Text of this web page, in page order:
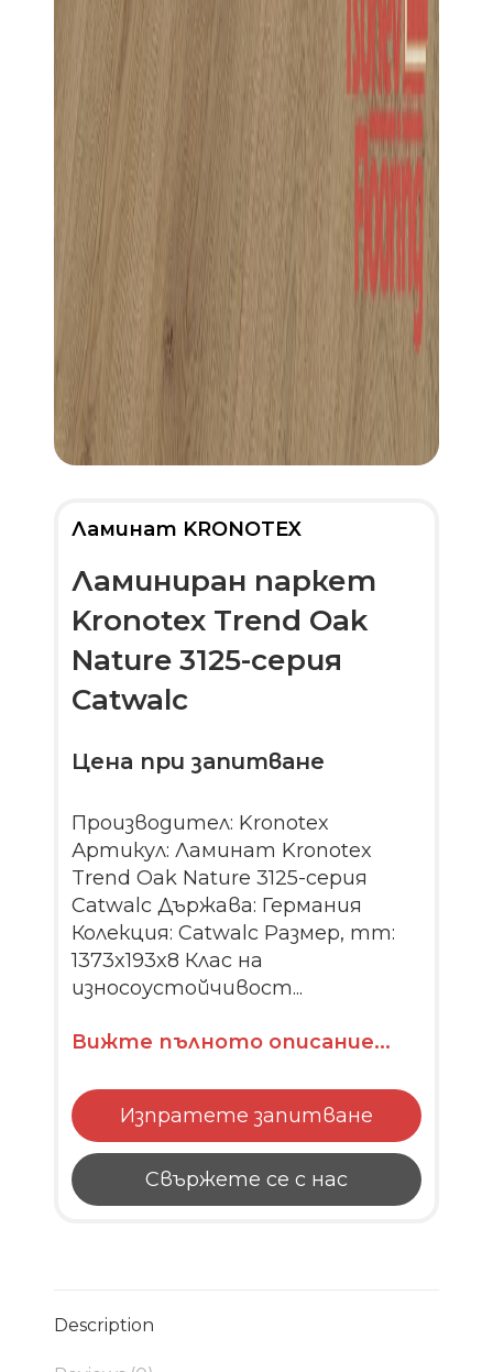
Ламинат KRONOTEX
Ламиниран паркет
Kronotex Trend Oak
Nature 3125-серия
Catwalc
Цена при запитване
Производител: Kronotex
Артикул: Ламинат Kronotex
Trend Oak Nature 3125-серия
Catwalc Държава: Германия
Колекция: Catwalc Размер, mm:
1373x193x8 Клас на
износоустойчивост...
Вижте пълното описание...
Изпратете запитване
Свържете се с нас
Description